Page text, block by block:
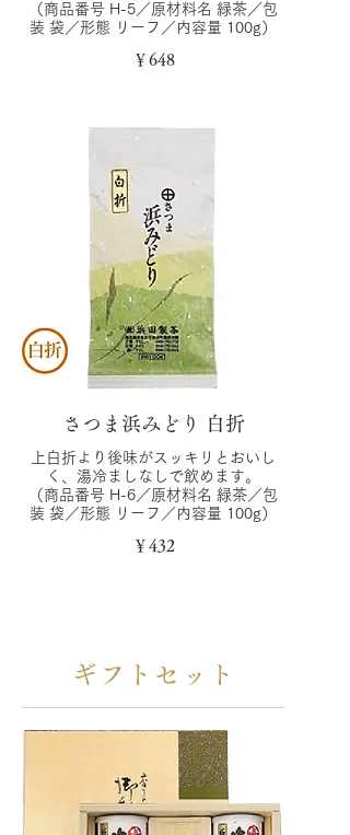
（商品番号 H-5／原材料名 緑茶／包
装 袋／形態 リーフ／内容量 100g）
￥648
さつま浜みどり 白折
上白折より後味がスッキリとおいし
く、湯冷ましなしで飲めます。
（商品番号 H-6／原材料名 緑茶／包
装 袋／形態 リーフ／内容量 100g）
￥432
ギフトセット